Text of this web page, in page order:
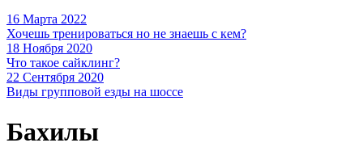
16 Марта 2022
Хочешь тренироваться но не знаешь с кем?
18 Ноября 2020
Что такое сайклинг?
22 Сентября 2020
Виды групповой езды на шоссе
Бахилы